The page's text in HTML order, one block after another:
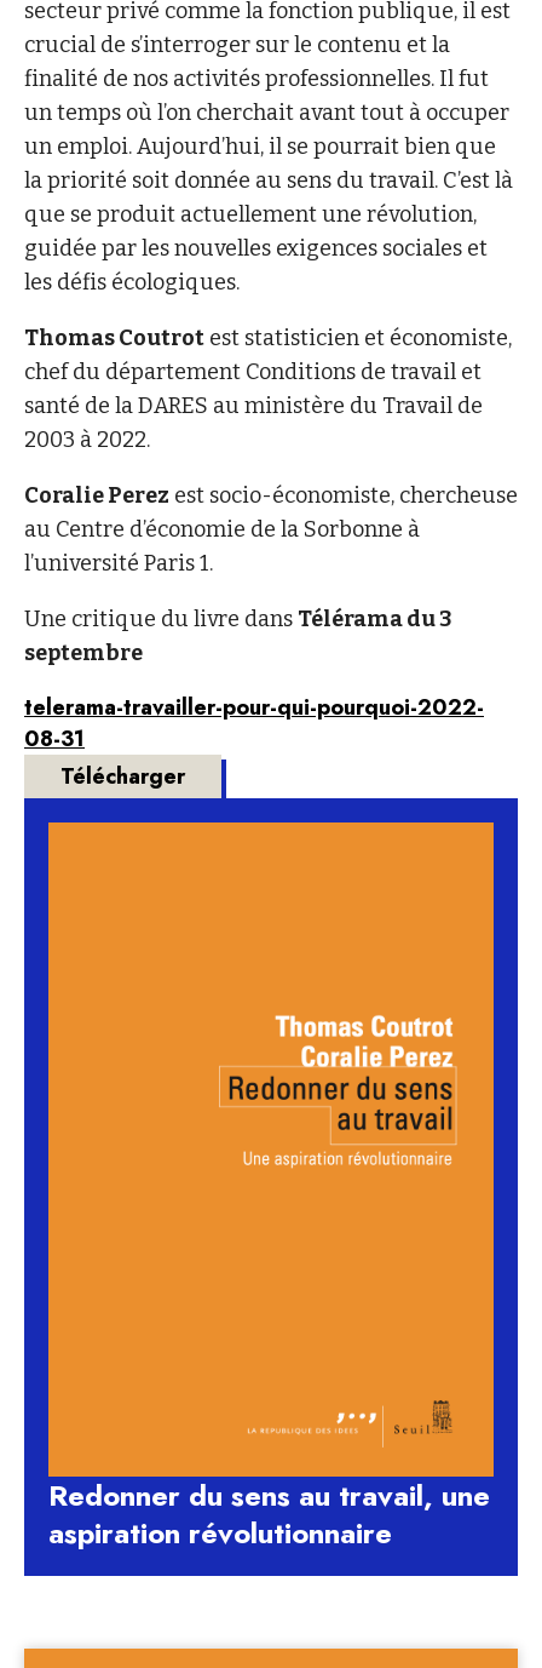
secteur privé comme la fonction publique, il est
crucial de s’interroger sur le contenu et la
finalité de nos activités professionnelles. Il fut
un temps où l’on cherchait avant tout à occuper
un emploi. Aujourd’hui, il se pourrait bien que
la priorité soit donnée au sens du travail. C’est là
que se produit actuellement une révolution,
guidée par les nouvelles exigences sociales et
les défis écologiques.
Thomas Coutrot est statisticien et économiste,
chef du département Conditions de travail et
santé de la DARES au ministère du Travail de
2003 à 2022.
Coralie Perez est socio-économiste, chercheuse
au Centre d’économie de la Sorbonne à
l’université Paris 1.
Une critique du livre dans Télérama du 3
septembre
telerama-travailler-pour-qui-pourquoi-2022-
08-31
Télécharger
Redonner du sens au travail, une
aspiration révolutionnaire